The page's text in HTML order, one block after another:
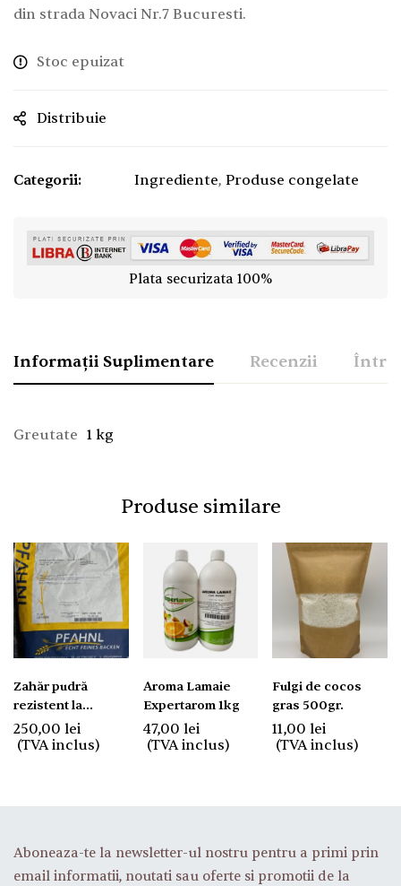
din strada Novaci Nr.7 Bucuresti.
Stoc epuizat
Distribuie
Categorii: Ingrediente, Produse congelate
Plata securizata 100%
Informații Suplimentare Recenzii
Greutate 1 kg
Produse similare
Zahăr pudră
rezistent la
umiditate pentru
decor 10 kg.
250,00 lei
(TVA inclus)
Aroma Lamaie
Expertarom 1kg
47,00 lei
(TVA inclus)
Fulgi de cocos
gras 500gr.
11,00lei
(TVA inclus)
Aboneaza-te la newsletter-ul nostru pentru a primi prin
email informatii, noutati sau oferte si promotii de la